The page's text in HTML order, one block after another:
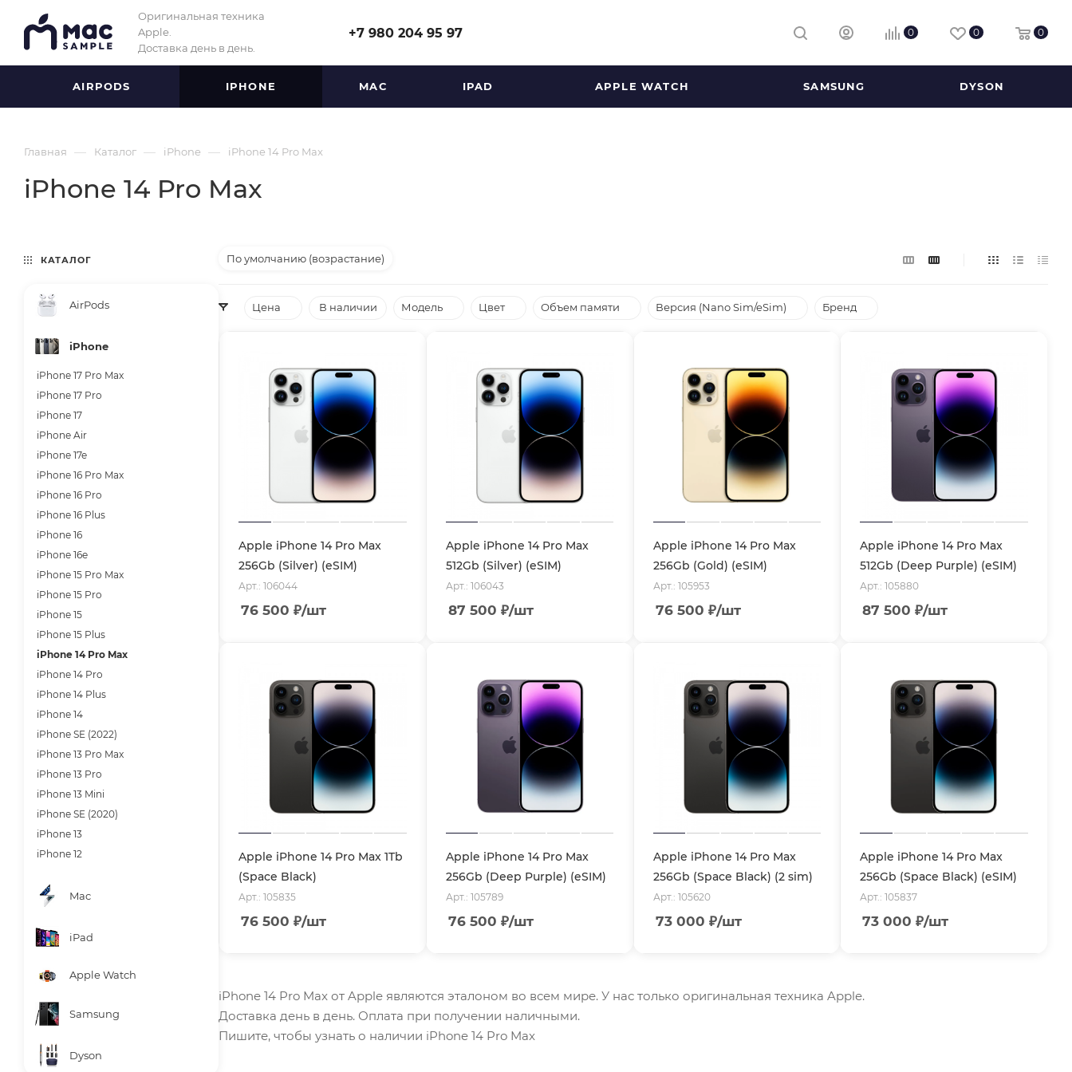
Оригинальная техника
Apple.
Доставка день в день.
+7 980 204 95 97 0 0 0
AIRPODS IPHONE MAC IPAD APPLE WATCH SAMSUNG DYSON
Главная — Каталог — iPhone — iPhone 14 Pro Max
iPhone 14 Pro Max
По умолчанию (возрастание)
Цена В наличии Модель Цвет Объем памяти Версия (Nano Sim/eSim) Бренд
Apple iPhone 14 Pro Max
256Gb (Silver) (eSIM)
Арт.: 106044
76 500 ₽/шт
Apple iPhone 14 Pro Max
512Gb (Silver) (eSIM)
Арт.: 106043
87 500 ₽/шт
Apple iPhone 14 Pro Max
256Gb (Gold) (eSIM)
Арт.: 105953
76 500 ₽/шт
Apple iPhone 14 Pro Max
512Gb (Deep Purple) (eSIM)
Арт.: 105880
87 500 ₽/шт
Apple iPhone 14 Pro Max 1Tb
(Space Black)
Арт.: 105835
76 500 ₽/шт
Apple iPhone 14 Pro Max
256Gb (Deep Purple) (eSIM)
Арт.: 105789
76 500 ₽/шт
Apple iPhone 14 Pro Max
256Gb (Space Black) (2 sim)
Арт.: 105620
73 000 ₽/шт
Apple iPhone 14 Pro Max
256Gb (Space Black) (eSIM)
Арт.: 105837
73 000 ₽/шт
iPhone 14 Pro Max от Apple являются эталоном во всем мире. У нас только оригинальная техника Apple.
Доставка день в день. Оплата при получении наличными.
Пишите, чтобы узнать о наличии iPhone 14 Pro Max
КАТАЛОГ
AirPods
iPhone
iPhone 17 Pro Max
iPhone 17 Pro
iPhone 17
iPhone Air
iPhone 17e
iPhone 16 Pro Max
iPhone 16 Pro
iPhone 16 Plus
iPhone 16
iPhone 16e
iPhone 15 Pro Max
iPhone 15 Pro
iPhone 15
iPhone 15 Plus
iPhone 14 Pro Max
iPhone 14 Pro
iPhone 14 Plus
iPhone 14
iPhone SE (2022)
iPhone 13 Pro Max
iPhone 13 Pro
iPhone 13 Mini
iPhone SE (2020)
iPhone 13
iPhone 12
Mac
iPad
Apple Watch
Samsung
Dyson